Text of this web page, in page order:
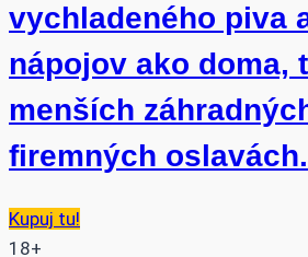
vychladeného piva
nápojov ako doma,
menších
firemných oslavách.
Kupuj tu!
18+